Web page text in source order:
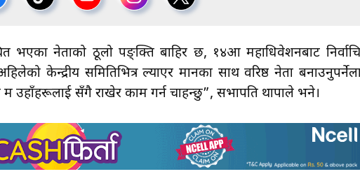
भएका नेताको ठूलो पङ्क्ति बाहिर छ, १४औँ महाधिवेशनबाट
केन्द्रीय समितिभित्र ल्याएर मानका साथ वरिष्ठ नेता
म उहाँहरूलाई सँगै राखेर काम गर्न चाहन्छु”, सभापति थापाले भने।